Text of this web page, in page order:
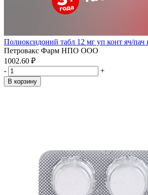
Полиоксидоний табл 12 мг уп конт яч/пач
Петровакс Фарм НПО ООО
1002.60 ₽
-
+
В корзину